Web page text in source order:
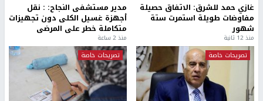
غازي حمد للشرق: الاتفاق حصيلة
مفاوضات طويلة استمرت ستة
شهور
منذ 12 ثانية
مدير مستشفى النجاح: : نقل
أجهزة غسيل الكلى دون تجهيزات
متكاملة خطر على المرضى
منذ 2 ساعة
تصريحات خاصة
تصريحات خاصة